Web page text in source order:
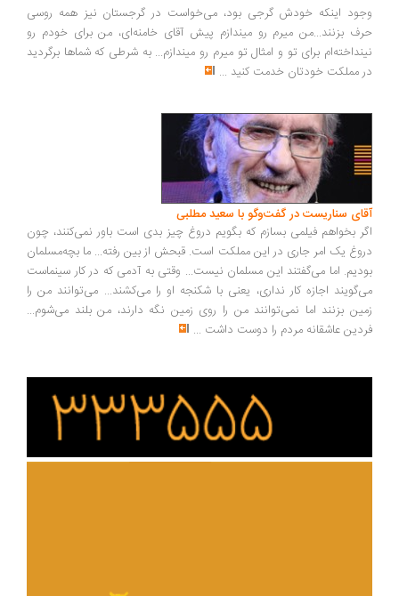
اینکه خودش گرجی بود، می‌خواست در گرجستان نیز همه روسی
بزنند...من میرم رو میندازم پیش آقای خامنه‌ای، من برای خودم رو
برای تو و امثال تو میرم رو میندازم... به شرطی که شماها برگردید
مملکت خودتان خدمت کنید...
سناریست در گفت‌وگو با سعید مطلبی
بخواهم فیلمی بسازم که بگویم دروغ چیز بدی است باور نمی‌کنند، چون
یک امر جاری در این مملکت است. قبحش از بین رفته... ما بچه‌مسلمان
اما می‌گفتند این مسلمان نیست... وقتی به آدمی که در کار سینماست
اجازه کار نداری، یعنی با شکنجه او را می‌کشند... می‌توانند من را
بزنند اما نمی‌توانند من را روی زمین نگه دارند، من بلند می‌شوم...
عاشقانه مردم را دوست داشت ...